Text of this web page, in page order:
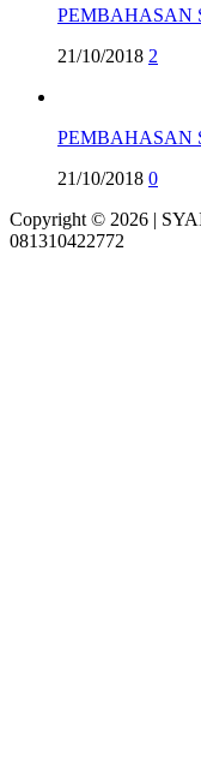
PEMBAHASAN
21/10/2018 2
PEMBAHASAN
21/10/2018 0
Copyright © 2026 |
081310422772